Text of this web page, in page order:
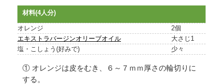
材料(4人分)
オレンジ
2個
エキストラバージンオリーブオイル
大さじ1
塩・こしょう(好みで)
少々
① オレンジは皮をむき、６～７ｍｍ厚さの輪切りに
する。